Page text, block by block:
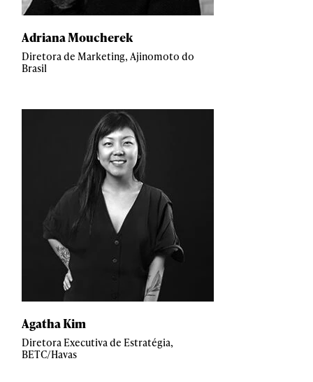
Adriana Moucherek
Diretora de Marketing, Ajinomoto do
Brasil
Agatha Kim
Diretora Executiva de Estratégia,
BETC/Havas